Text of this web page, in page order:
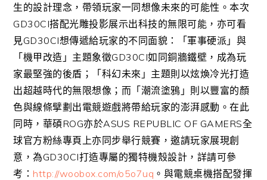
生的設計理念，帶領玩家一同想像未來的可能性。本次
GD30CI搭配光雕投影展示出科技的無限可能，亦可看
見GD30CI想傳遞給玩家的不同面貌：「軍事硬派」與
「機甲改造」主題象徵GD30CI如同銅牆鐵壁，成為玩
家最堅強的後盾；「科幻未來」主題則以炫煥冷光打造
出超越時代的無限想像；而「潮流塗鴉」則以豐富的顏
色與線條擘劃出電競遊戲將帶給玩家的澎湃感動。在此
同時，華碩ROG亦於ASUS REPUBLIC OF GAMERS全
球官方粉絲專頁上亦同步舉行競賽，邀請玩家展現創
意，為GD30CI打造專屬的獨特機殼設計，詳請可參
考： http://woobox.com/o5o7uq 。與電競桌機搭配發揮